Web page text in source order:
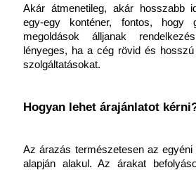
Akár átmenetileg, akár hosszabb
egy-egy konténer, fontos, hogy
megoldások álljanak
lényeges, ha a cég rövid és
szolgáltatásokat.
Hogyan lehet árajánlatot
Az árazás természetesen az egyéni
alapján alakul. Az árakat